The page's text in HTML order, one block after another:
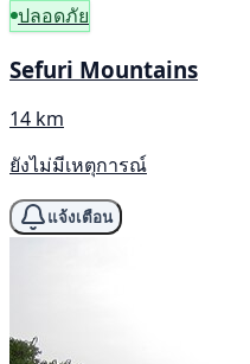
ปลอดภัย
Sefuri Mountains
14 km
ยังไม่มีเหตุการณ์
แจ้งเตือน